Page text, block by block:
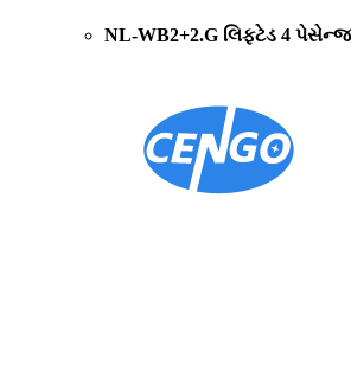
NL-WB2+2.G લિફ્ટેડ 4